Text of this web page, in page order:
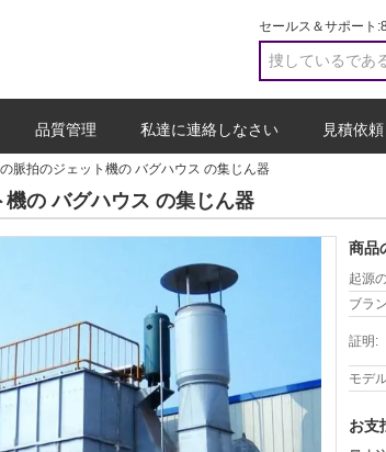
セールス＆サポート:
品質管理 私達に連絡しなさい 見積依頼
脈拍のジェット機の バグハウス の集じん器
の バグハウス の集じん器
商品
起源
ブラ
証明:
モデ
お支